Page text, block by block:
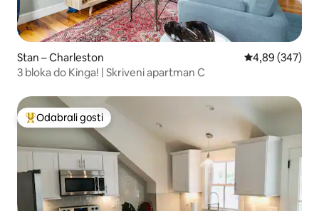
Stan – Charleston Prosječna
4,89 (347)
3 bloka do Kinga! | Skriveni apartman C
Među najviše rangiranima s oznakom „Odabrali gosti”
Odabrali gosti